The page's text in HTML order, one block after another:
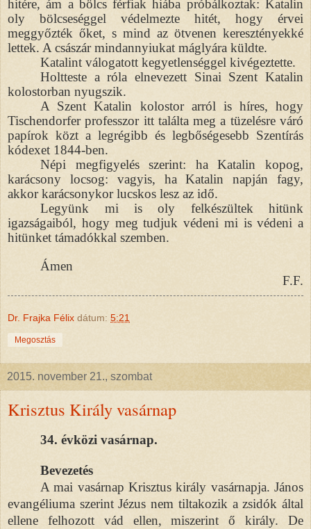
hitére, ám a bölcs férfiak hiába próbálkoztak: Katalin
oly bölcseséggel védelmezte hitét, hogy érvei
meggyőzték őket, s mind az ötvenen keresztényekké
lettek. A császár mindannyiukat máglyára küldte.
Katalint válogatott kegyetlenséggel kivégeztette.
Holtteste a róla elnevezett Sinai Szent Katalin
kolostorban nyugszik.
A Szent Katalin kolostor arról is híres, hogy
Tischendorfer professzor itt találta meg a tüzelésre váró
papírok közt a legrégibb és legbőségesebb Szentírás
kódexet 1844-ben.
Népi megfigyelés szerint: ha Katalin kopog,
karácsony locsog: vagyis, ha Katalin napján fagy,
akkor karácsonykor lucskos lesz az idő.
Legyünk mi is oly felkészültek hitünk
igazságaiból, hogy meg tudjuk védeni mi is védeni a
hitünket támadókkal szemben.
Ámen
F.F.
Dr. Frajka Félix dátum: 5:21
Megosztás
2015. november 21., szombat
Krisztus Király vasárnap
34. évközi vasárnap.
Bevezetés
A mai vasárnap Krisztus király vasárnapja. János
evangéliuma szerint Jézus nem tiltakozik a zsidók által
ellene felhozott vád ellen, miszerint ő király. De